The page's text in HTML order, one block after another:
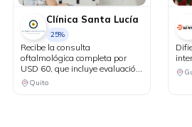
Clínica Santa Lucía
25%
Recibe la consulta
oftalmológica completa por
USD 60, que incluye evaluación
con Maya sin costo. 25% de
descuento en lentes oftálmicos
Quito